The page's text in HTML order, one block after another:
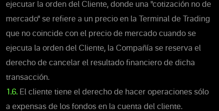
ejecutar la orden del Cliente, donde una "cotización no de
mercado" se refiere a un precio en la Terminal de Trading
que no coincide con el precio de mercado cuando se
ejecuta la orden del Cliente, la Compañía se reserva el
derecho de cancelar el resultado financiero de dicha
transacción.
1.6. El cliente tiene el derecho de hacer operaciones sólo
a expensas de los fondos en la cuenta del cliente.